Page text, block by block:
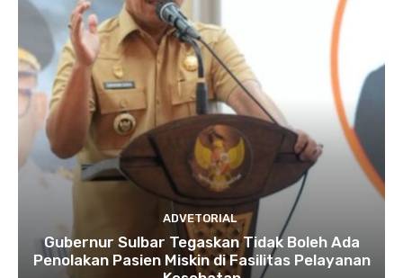
ADVETORIAL
Gubernur Sulbar Tegaskan Tidak Boleh Ada
Penolakan Pasien Miskin di Fasilitas Pelayanan